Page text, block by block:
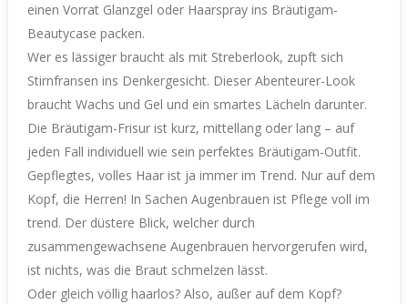
einen Vorrat Glanzgel oder Haarspray ins Bräutigam-
Beautycase packen.
Wer es lässiger braucht als mit Streberlook, zupft sich
Stirnfransen ins Denkergesicht. Dieser Abenteurer-Look
braucht Wachs und Gel und ein smartes Lächeln darunter.
Die Bräutigam-Frisur ist kurz, mittellang oder lang – auf
jeden Fall individuell wie sein perfektes Bräutigam-Outfit.
Gepflegtes, volles Haar ist ja immer im Trend. Nur auf dem
Kopf, die Herren! In Sachen Augenbrauen ist Pflege voll im
trend. Der düstere Blick, welcher durch
zusammengewachsene Augenbrauen hervorgerufen wird,
ist nichts, was die Braut schmelzen lässt.
Oder gleich völlig haarlos? Also, außer auf dem Kopf?